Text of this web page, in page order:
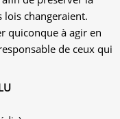
lois changeraient.
quiconque à agir en
de ceux qui